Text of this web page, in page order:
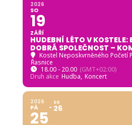
2026
SO
19
ZÁŘÍ
HUDEBNÍ LÉTO V
DOBRÁ SPOLEČNOST –
Kostel Neposkvrněného Početí
Řasnice
18.00 - 20.00 (GMT+02:00)
Druh akce Hudba, Koncert
2026
PÁ
25
SO
26